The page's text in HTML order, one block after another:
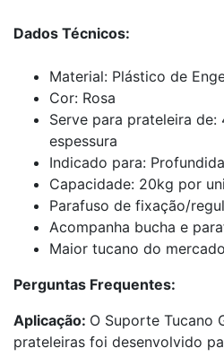
Dados Técnicos:
Material: Plástico de
Cor: Rosa
Serve para prateleira de:
espessura
Indicado para:
Capacidade: 20kg por
Parafuso de fixação/
Acompanha bucha e
Maior tucano do mercado
Perguntas Frequentes:
Aplicação: O Suporte Tucano
prateleiras foi desenvolvido